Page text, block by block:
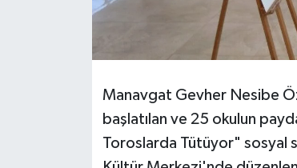
Manavgat Gevher Nesibe
başlatılan ve 25 okulun
Toroslarda Tütüyor" sosyal
MAGAZİN